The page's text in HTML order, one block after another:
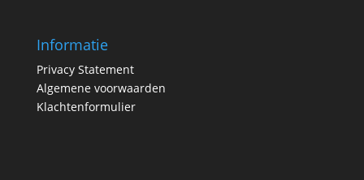
Informatie
Privacy Statement
Algemene voorwaarden
Klachtenformulier